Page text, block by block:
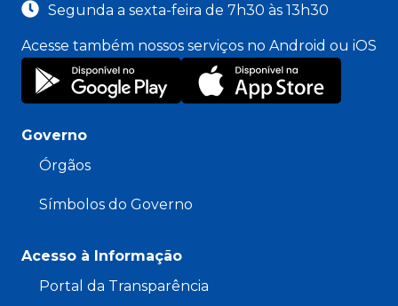
Segunda a sexta-feira de 7h30 às 13h30
Acesse também nossos serviços no Android ou iOS
Governo
Órgãos
Símbolos do Governo
Acesso à Informação
Portal da Transparência